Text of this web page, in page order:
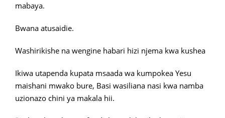
mabaya.
Bwana atusaidie.
Washirikishe na wengine habari hizi njema kwa kushea
Ikiwa utapenda kupata msaada wa kumpokea Yesu
maishani mwako bure, Basi wasiliana nasi kwa namba
uzionazo chini ya makala hii.